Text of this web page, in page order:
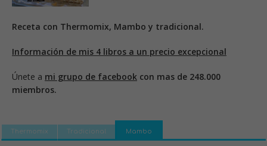
Receta con Thermomix, Mambo y tradicional.
Información de mis 4 libros a un precio excepcional
Únete a mi grupo de facebook con mas de 248.000
miembros.
Thermomix Tradicional Mambo